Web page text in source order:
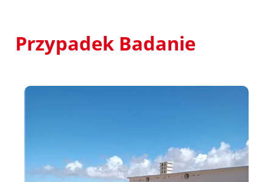
Przypadek Badanie